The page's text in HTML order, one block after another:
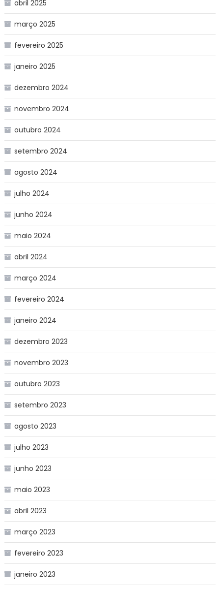
abril 2025
março 2025
fevereiro 2025
janeiro 2025
dezembro 2024
novembro 2024
outubro 2024
setembro 2024
agosto 2024
julho 2024
junho 2024
maio 2024
abril 2024
março 2024
fevereiro 2024
janeiro 2024
dezembro 2023
novembro 2023
outubro 2023
setembro 2023
agosto 2023
julho 2023
junho 2023
maio 2023
abril 2023
março 2023
fevereiro 2023
janeiro 2023